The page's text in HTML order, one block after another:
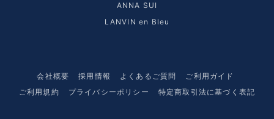
ANNA SUI
LANVIN en Bleu
会社概要 採用情報 よくあるご質問
ご利用ガイド
ご利用規約
プライバシーポリシー 特定商取引法に基づく表記